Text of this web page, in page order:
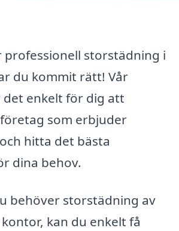
professionell storstädning i
du kommit rätt! Vår
enkelt för dig att
som erbjuder
hitta det bästa
dina behov.
behöver storstädning av
kan du enkelt få